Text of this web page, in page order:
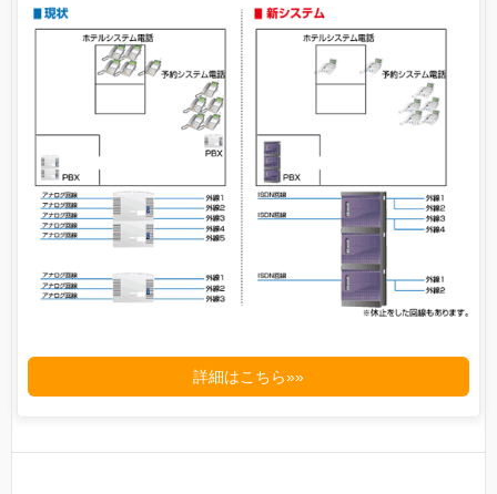
詳細はこちら»»